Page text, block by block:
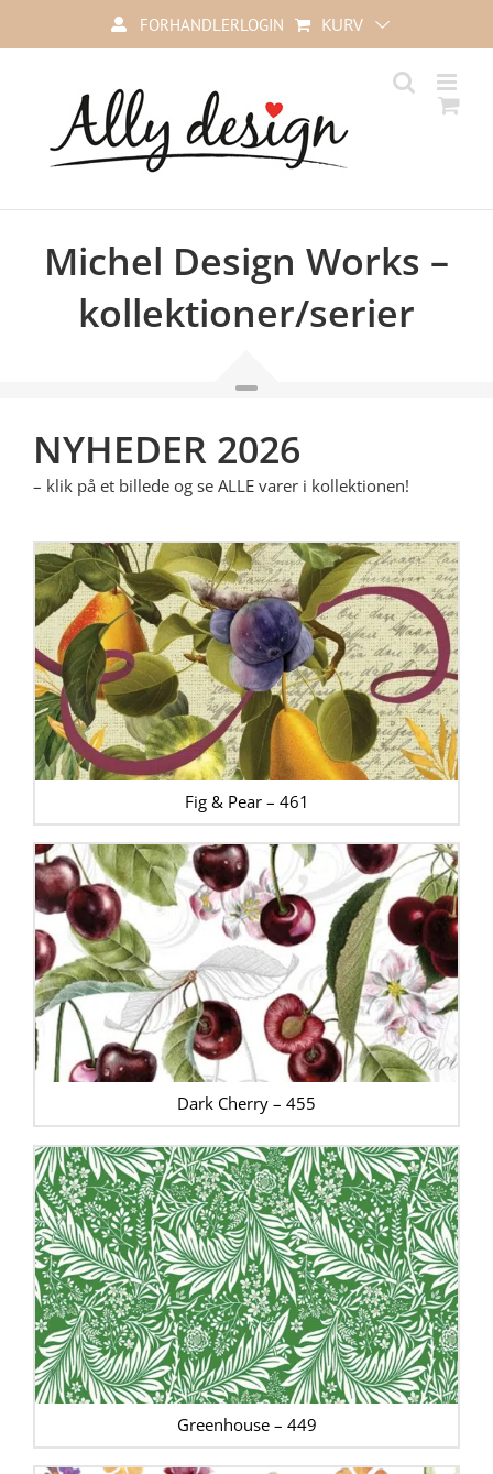
content
FORHANDLERLOGIN KURV
Michel Design Works –
kollektioner/serier
NYHEDER 2026
– klik på et billede og se ALLE varer i kollektionen!
Fig & Pear – 461
Dark Cherry – 455
Greenhouse – 449